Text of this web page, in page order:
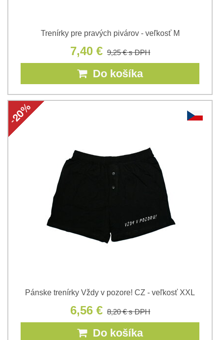
Trenírky pre pravých pivárov - veľkosť M
7,40 € 9,25 €s DPH
Do košíka
Pánske trenírky Vždy v pozore! CZ - veľkosť XXL
6,56 € 8,20 €s DPH
Do košíka